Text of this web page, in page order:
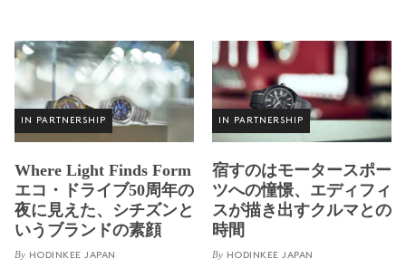
IN PARTNERSHIP
Where Light Finds Form
エコ・ドライブ50周年の
夜に見えた、シチズンと
いうブランドの素顔
By HODINKEE JAPAN
IN PARTNERSHIP
宿すのはモータースポー
ツへの憧憬、エディフィ
スが描き出すクルマとの
時間
By HODINKEE JAPAN